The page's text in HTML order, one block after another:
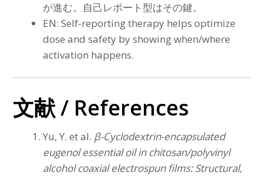
が進む。自己レポート型はその鍵。
EN: Self-reporting therapy helps optimize
dose and safety by showing when/where
activation happens.
文献 / References
Yu, Y. et al. β-Cyclodextrin-encapsulated
eugenol essential oil in chitosan/polyvinyl
alcohol coaxial electrospun films: Structural,